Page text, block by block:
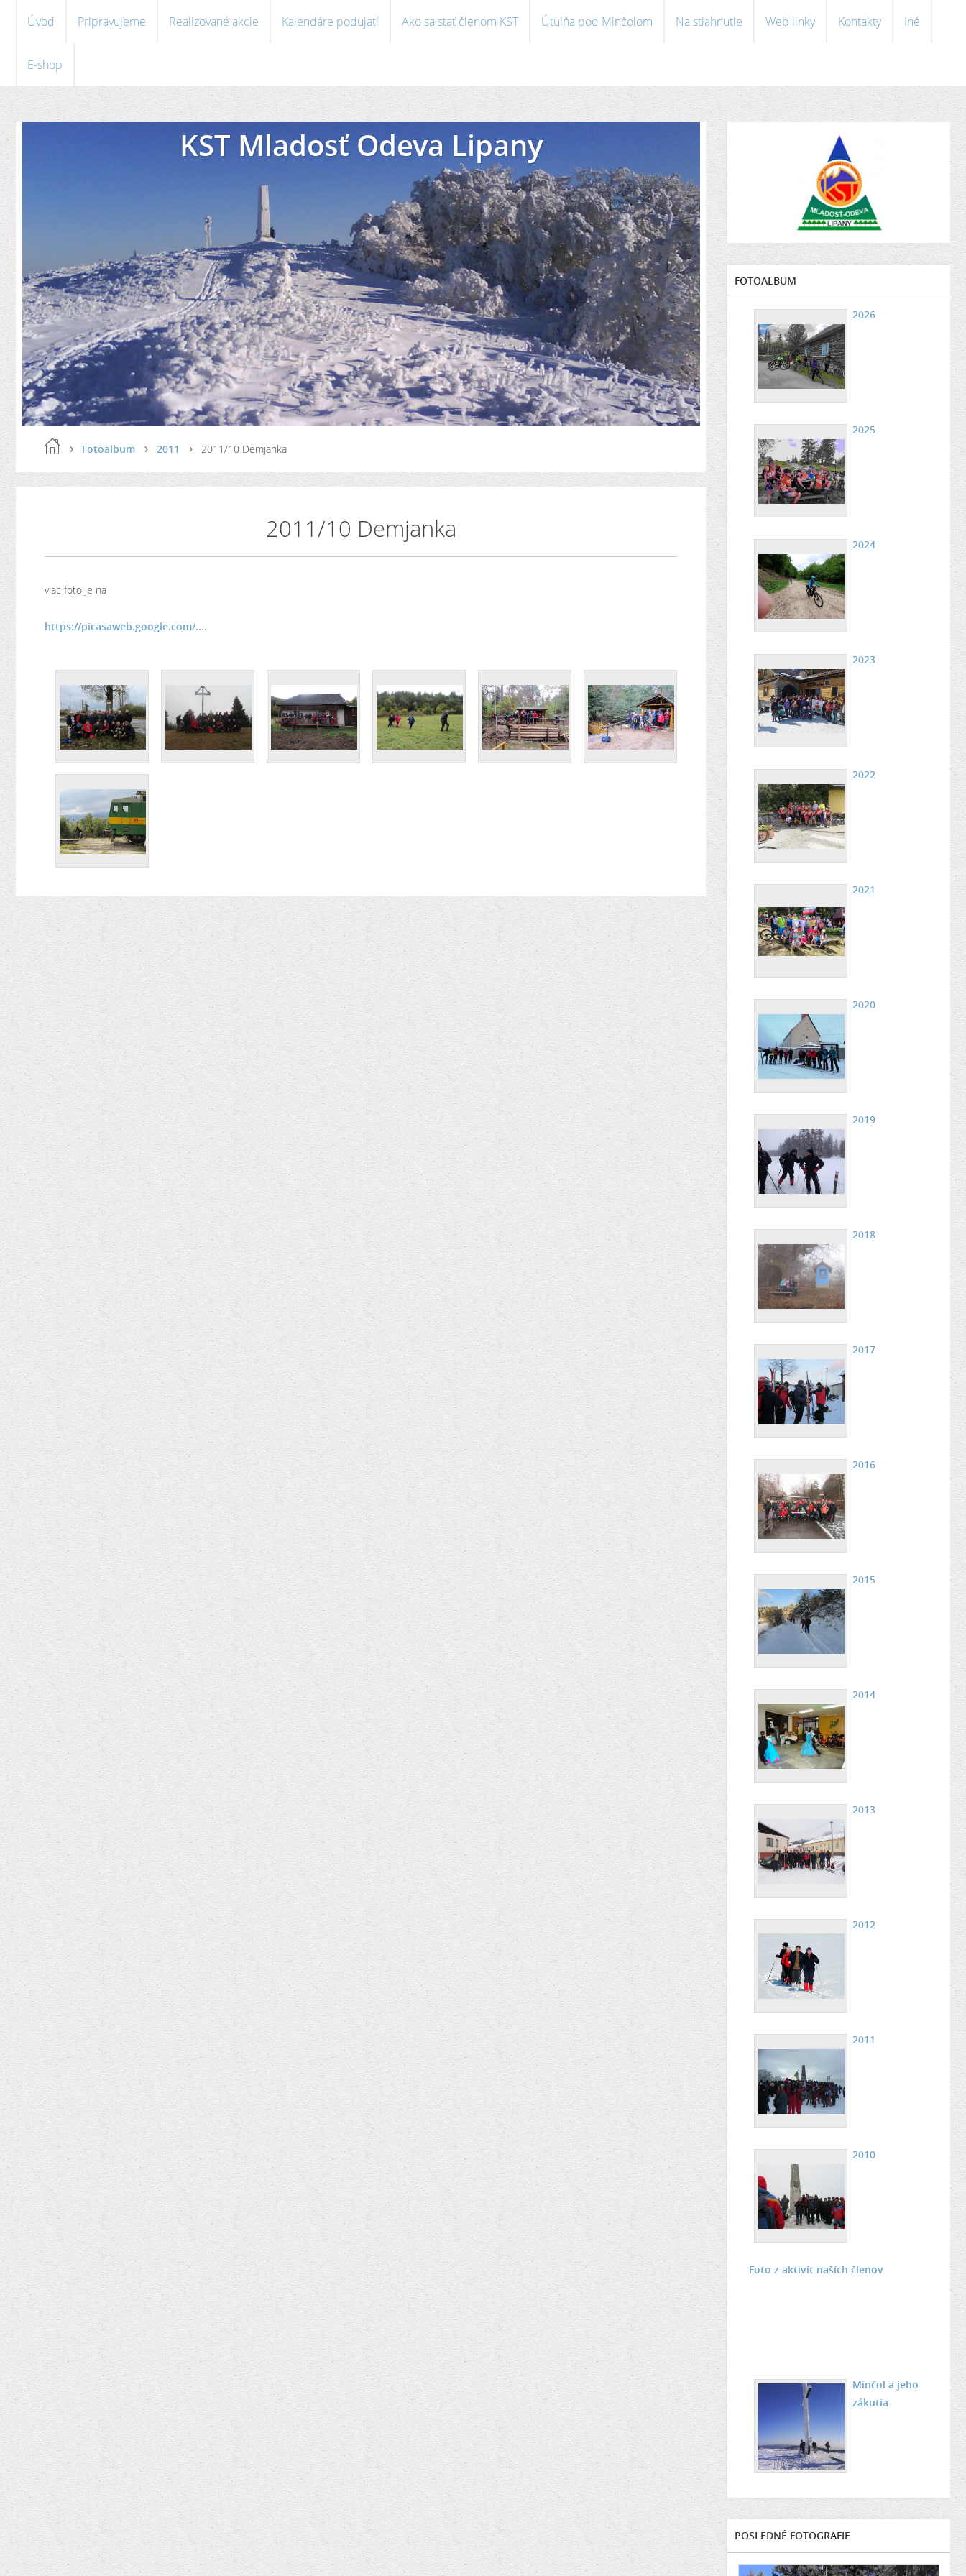
Úvod Pripravujeme Realizované akcie Kalendáre podujatí Ako sa stať členom KST Útulňa pod Minčolom Na stiahnutie Web linky Kontakty Iné
E-shop
KST Mladosť Odeva Lipany
Fotoalbum 2011 2011/10 Demjanka
2011/10 Demjanka
viac foto je na
https://picasaweb.google.com/....
FOTOALBUM
2026
2025
2024
2023
2022
2021
2020
2019
2018
2017
2016
2015
2014
2013
2012
2011
2010
Foto z aktivít naších členov
Minčol a jeho
zákutia
POSLEDNÉ FOTOGRAFIE